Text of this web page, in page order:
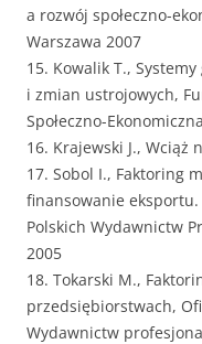
a rozwój społeczno-
Warszawa 2007
15. Kowalik T.,
i zmian ustrojowych,
Społeczno-
16. Krajewski J., Wciąż
17. Sobol I., Faktoring
finansowanie eksportu.
Polskich Wydawnictw
2005
18. Tokarski M.,
przedsiębiorstwach,
Wydawnictw